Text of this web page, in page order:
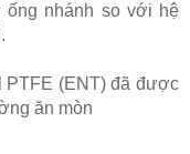
nhánh so với hệ
PTFE (ENT) đã được
ăn mòn